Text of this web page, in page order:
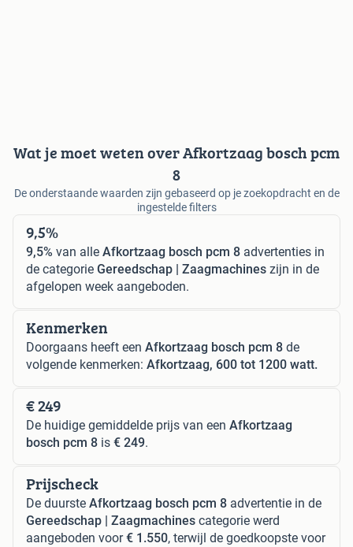
Wat je moet weten over Afkortzaag bosch pcm
8
De onderstaande waarden zijn gebaseerd op je zoekopdracht en de
ingestelde filters
9,5%
9,5% van alle Afkortzaag bosch pcm 8 advertenties in
de categorie Gereedschap | Zaagmachines zijn in de
afgelopen week aangeboden.
Kenmerken
Doorgaans heeft een Afkortzaag bosch pcm 8 de
volgende kenmerken: Afkortzaag, 600 tot 1200 watt.
€ 249
De huidige gemiddelde prijs van een Afkortzaag
bosch pcm 8 is € 249.
Prijscheck
De duurste Afkortzaag bosch pcm 8 advertentie in de
Gereedschap | Zaagmachines categorie werd
aangeboden voor€ 1.550, terwijl de goedkoopste voor